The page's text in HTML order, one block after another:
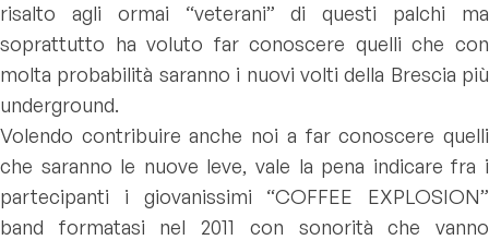
risalto agli ormai “veterani” di questi palchi ma
soprattutto ha voluto far conoscere quelli che con
molta probabilità saranno i nuovi volti della Brescia più
underground.
Volendo contribuire anche noi a far conoscere quelli
che saranno le nuove leve, vale la pena indicare fra i
partecipanti i giovanissimi “COFFEE EXPLOSION”
band formatasi nel 2011 con sonorità che vanno